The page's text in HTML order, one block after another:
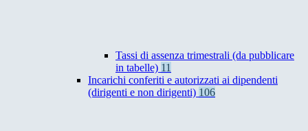
Tassi di assenza trimestrali (da pubblicare
in tabelle) 11
Incarichi conferiti e autorizzati ai dipendenti
(dirigenti e non dirigenti) 106